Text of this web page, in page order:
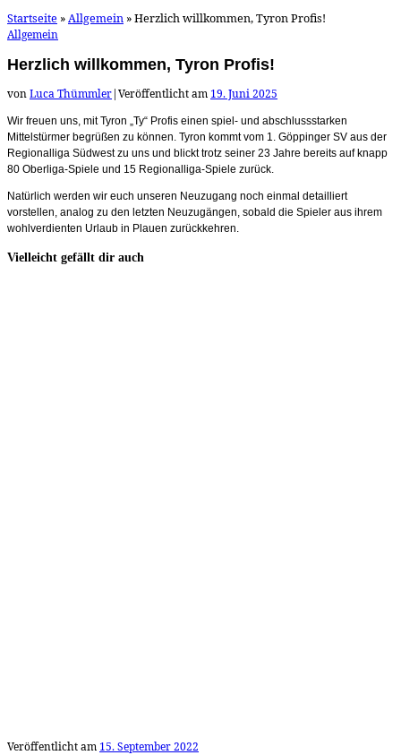
Startseite »Allgemein »Herzlich willkommen, Tyron Profis!
Allgemein
Herzlich willkommen, Tyron Profis!
vonLuca Thümmler|Veröffentlicht am 19. Juni 2025
Wir freuen uns, mit Tyron „Ty“ Profis einen spiel- und abschlussstarken
Mittelstürmer begrüßen zu können. Tyron kommt vom 1. Göppinger SV aus der
Regionalliga Südwest zu uns und blickt trotz seiner 23 Jahre bereits auf knapp
80 Oberliga-Spiele und 15 Regionalliga-Spiele zurück.
Natürlich werden wir euch unseren Neuzugang noch einmal detailliert
vorstellen, analog zu den letzten Neuzugängen, sobald die Spieler aus ihrem
wohlverdienten Urlaub in Plauen zurückkehren.
Vielleicht gefällt dir auch
Veröffentlicht am 15. September 2022